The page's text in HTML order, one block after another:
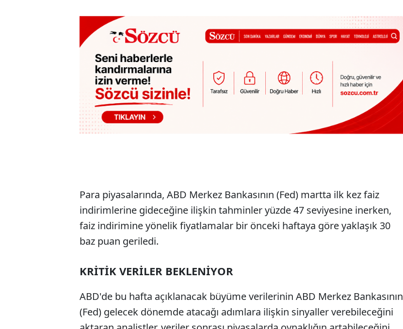
Para piyasalarında, ABD Merkez Bankasının (Fed) martta ilk kez faiz
indirimlerine gideceğine ilişkin tahminler yüzde 47 seviyesine inerken,
faiz indirimine yönelik fiyatlamalar bir önceki haftaya göre yaklaşık 30
baz puan geriledi.
KRİTİK VERİLER BEKLENİYOR
ABD'de bu hafta açıklanacak büyüme verilerinin ABD Merkez Bankasının
(Fed) gelecek dönemde atacağı adımlara ilişkin sinyaller verebileceğini